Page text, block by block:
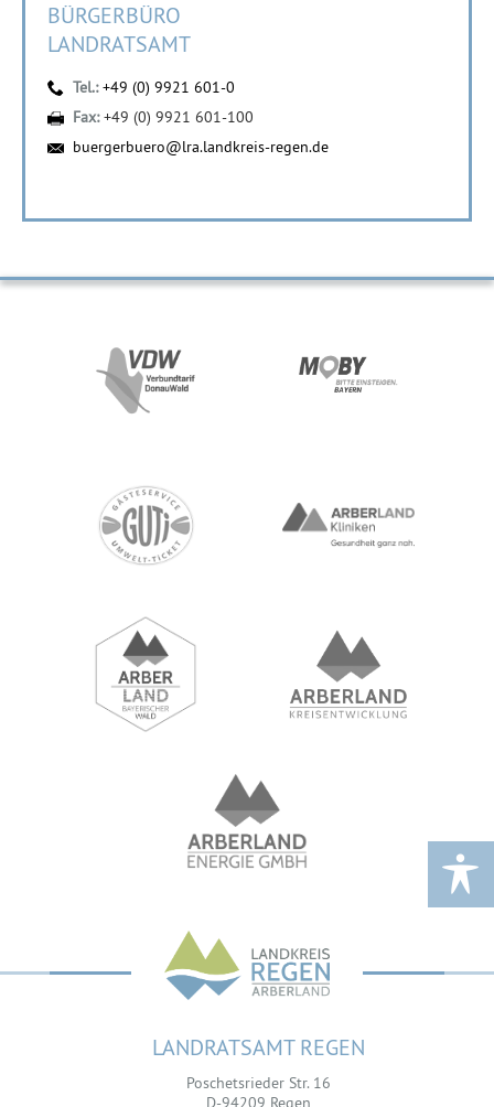
BÜRGERBÜRO
LANDRATSAMT
Tel.:+49 (0) 9921 601-0
Fax:+49 (0) 9921 601-100
buergerbuero@lra.landkreis-regen.de
LANDRATSAMT REGEN
Poschetsrieder Str. 16
D-94209 Regen